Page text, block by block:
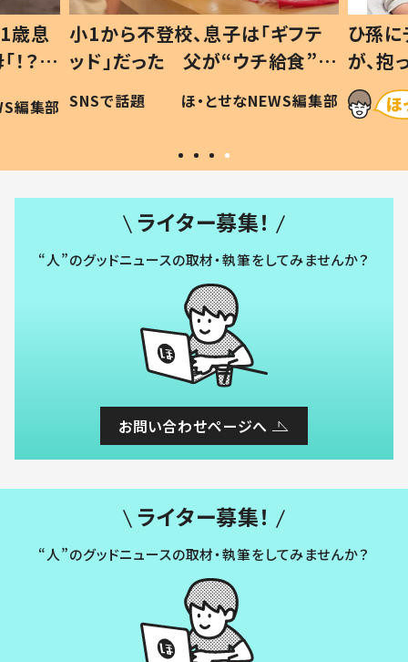
歳息
？」
編集部
小1から不登校、息子は「ギフテ
ッド」だった 父が“ウチ給食”を
作り続ける理由とは #令和の親
#令和の子
SNSで話題 ほ・とせなNEWS編集部
ひ孫
が、
「涙が
い」
ライター募集！
“人”のグッドニュースの取材・執筆をしてみませんか？
お問い合わせページへ
ライター募集！
“人”のグッドニュースの取材・執筆をしてみませんか？